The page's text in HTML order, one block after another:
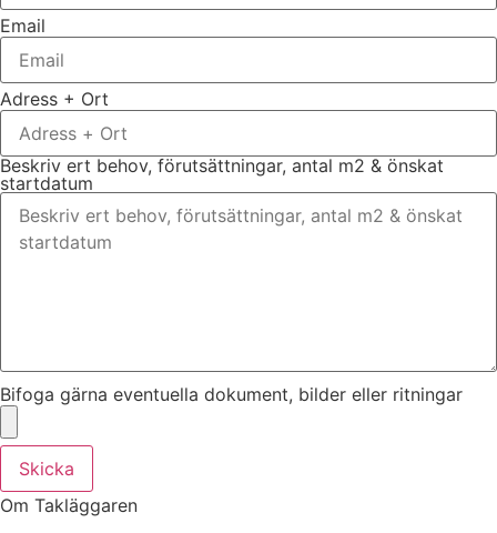
Email
Adress + Ort
Beskriv ert behov, förutsättningar, antal m2 & önskat
startdatum
Bifoga gärna eventuella dokument, bilder eller ritningar
Skicka
Om Takläggaren